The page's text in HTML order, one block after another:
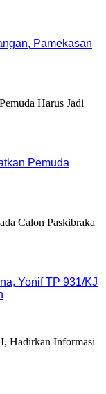
Pamekasan
Pemuda
Yonif TP 931/KJ